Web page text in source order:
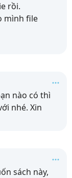
rồi.
mình file
nào có thì
nhé. Xin
sách này,